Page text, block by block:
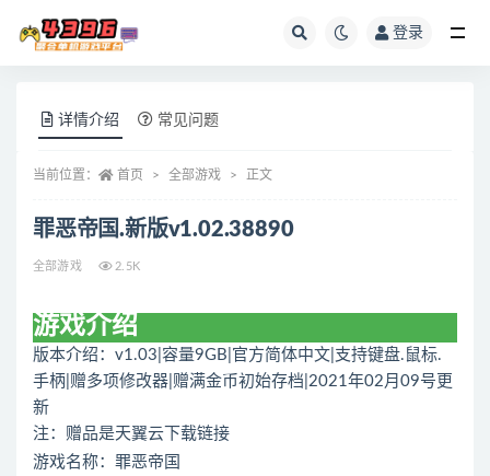
登录
详情介绍 常见问题
当前位置： 首页 全部游戏 正文
罪恶帝国.新版v1.02.38890
全部游戏 2.5K
游戏介绍
版本介绍：v1.03|容量9GB|官方简体中文|支持键盘.鼠标.
手柄|赠多项修改器|赠满金币初始存档|2021年02月09号更
新
注：赠品是天翼云下载链接
游戏名称：罪恶帝国